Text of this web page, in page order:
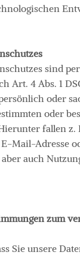
sind
Art. 4 Abs. 1
oder
oder
fallen z.
E-Mail-Adresse
auch
zum
Sie unsere